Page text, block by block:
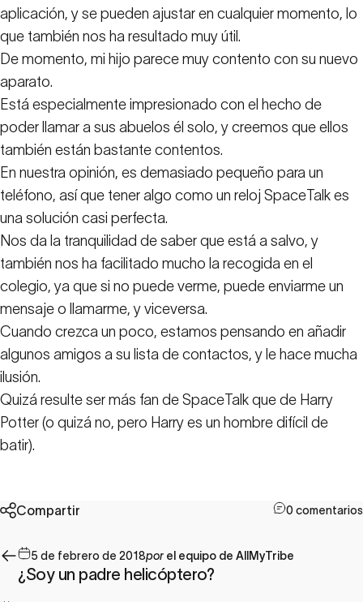
aplicación, y se pueden ajustar en cualquier momento, lo
que también nos ha resultado muy útil.
De momento, mi hijo parece muy contento con su nuevo
aparato.
Está especialmente impresionado con el hecho de
poder llamar a sus abuelos él solo, y creemos que ellos
también están bastante contentos.
En nuestra opinión, es demasiado pequeño para un
teléfono, así que tener algo como un reloj SpaceTalk es
una solución casi perfecta.
Nos da la tranquilidad de saber que está a salvo, y
también nos ha facilitado mucho la recogida en el
colegio, ya que si no puede verme, puede enviarme un
mensaje o llamarme, y viceversa.
Cuando crezca un poco, estamos pensando en añadir
algunos amigos a su lista de contactos, y le hace mucha
ilusión.
Quizá resulte ser más fan de SpaceTalk que de Harry
Potter (o quizá no, pero Harry es un hombre difícil de
batir).
Compartir 0 comentarios
5 de febrero de 2018por el equipo de AllMyTribe
¿Soy un padre helicóptero?